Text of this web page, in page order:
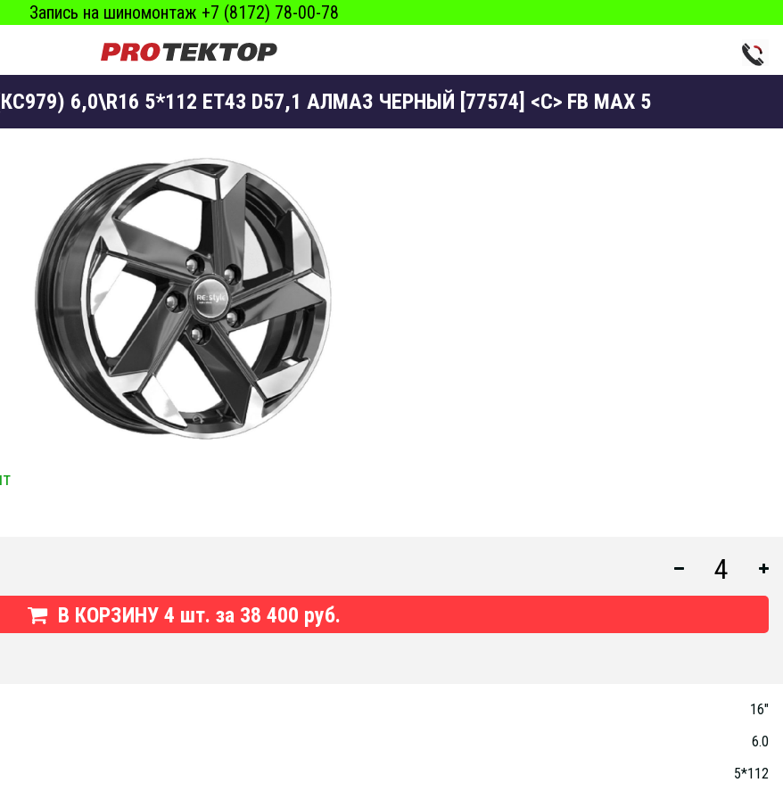
Запись на шиномонтаж +7 (8172) 78-00-78
(КС979) 6,0\R16 5*112 ET43 D57,1 АЛМАЗ ЧЕРНЫЙ [77574] <С> FB MAX 5
В КОРЗИНУ 4 шт. за 38 400 руб.
16"
6.0
5*112